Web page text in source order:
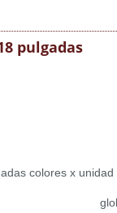
pulgadas
colores x unidad